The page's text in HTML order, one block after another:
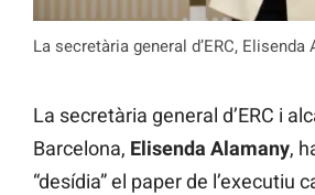
La secretària general d’ERC, Elisenda
La secretària general d’ERC i
Barcelona, Elisenda Alamany,
“desídia” el paper de l’executiu